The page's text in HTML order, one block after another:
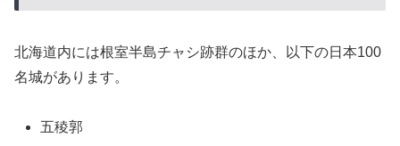
北海道内には根室半島チャシ跡群のほか、以下の日本100
名城があります。
五稜郭